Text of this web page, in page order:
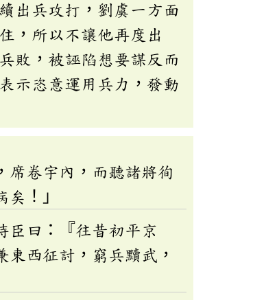
出兵攻打，劉虞一方面
，所以不讓他再度出
敗，被誣陷想要謀反而
示恣意運用兵力，發動
卷宇內，而聽諸將徇
！」
臣曰：『往昔初平京
西征討，窮兵黷武，